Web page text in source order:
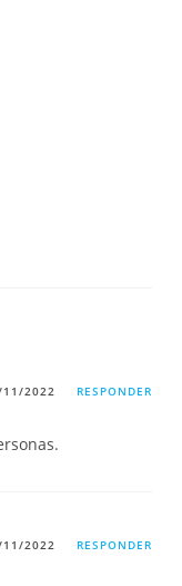
2022 RESPONDER
2022 RESPONDER